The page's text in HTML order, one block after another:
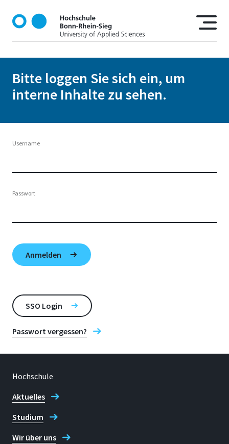
k
Bitte loggen Sie sich ein, um
interne Inhalte zu sehen.
Username
Passwort
SSO Login
Passwort vergessen?
Hochschule
Aktuelles
Studium
Wir über uns